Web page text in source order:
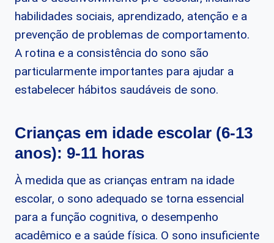
habilidades sociais, aprendizado, atenção e a
prevenção de problemas de comportamento.
A rotina e a consistência do sono são
particularmente importantes para ajudar a
estabelecer hábitos saudáveis de sono.
Crianças em idade escolar (6-13
anos): 9-11 horas
À medida que as crianças entram na idade
escolar, o sono adequado se torna essencial
para a função cognitiva, o desempenho
acadêmico e a saúde física. O sono insuficiente